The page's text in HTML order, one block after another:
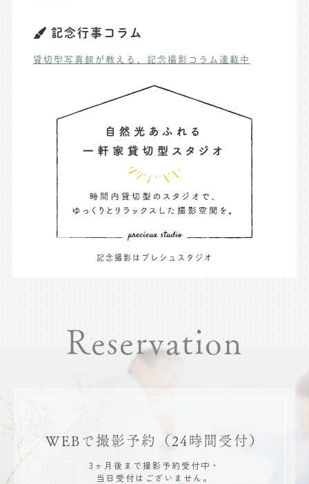
記念行事コラム
貸切型写真館が教える、記念撮影コラム連載中
記念撮影はプレシュスタジオ
Reservation
WEBで撮影予約 （24時間受付）
3ヶ月後まで撮影予約受付中・
当日受付はございません。